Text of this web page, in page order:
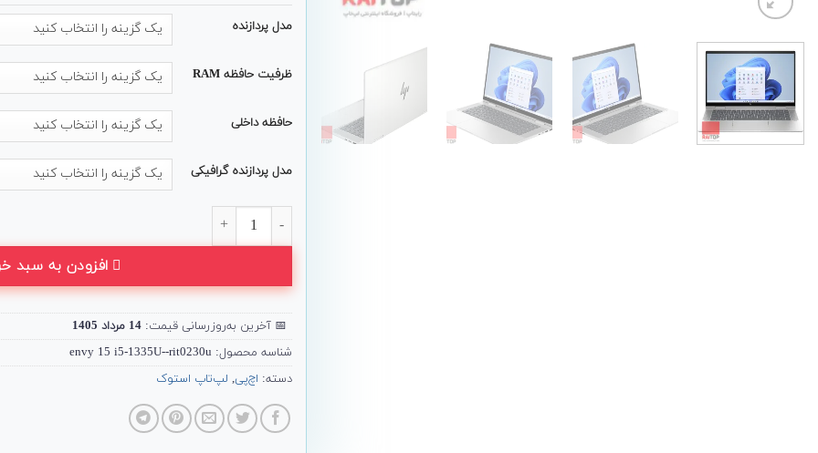
مدل پردازنده
ظرفیت حافظه RAM
حافظه داخلی
مدل پردازنده گرافیکی
افزودن به سبد
📅 آخرین به‌روزرسانی قیمت: 14 مرداد 1405
شناسه محصول: envy 15 i5-1335U--rit0230u
دسته: اچ‌پی, لپ‌تاپ استوک